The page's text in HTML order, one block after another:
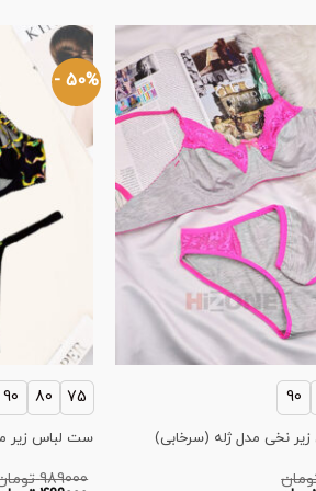
90
نخی مدل ژله (سرخابی)
50% -
75
80
90
ست لباس زیر
989000